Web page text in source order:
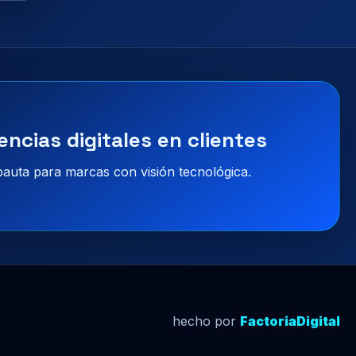
digitales en clientes
para marcas con visión tecnológica.
hecho por FactoriaDigital